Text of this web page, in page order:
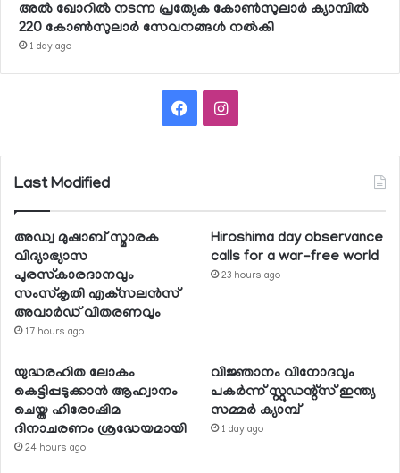
അല്‍ ഖോറില്‍ നടന്ന പ്രത്യേക കോണ്‍സുലാര്‍ ക്യാമ്പില്‍
220 കോണ്‍സുലാര്‍ സേവനങ്ങള്‍ നല്‍കി
1 day ago
FacebookInstagram
Last Modified
അഡ്വ മുഷാബ് സ്മാരക
വിദ്യാഭ്യാസ
പുരസ്‌കാരദാനവും
സംസ്‌കൃതി എക്‌സലന്‍സ്
അവാര്‍ഡ് വിതരണവും
17 hours ago
Hiroshima day observance
calls for a war-free world
23 hours ago
യുദ്ധരഹിത ലോകം
കെട്ടിപ്പടുക്കാന്‍ ആഹ്വാനം
ചെയ്ത ഹിരോഷിമ
ദിനാചരണം ശ്രദ്ധേയമായി
24 hours ago
വിജ്ഞാനം വിനോദവും
പകര്‍ന്ന് സ്റ്റുഡന്റ്‌സ് ഇന്ത്യ
സമ്മര്‍ ക്യാമ്പ്
1 day ago